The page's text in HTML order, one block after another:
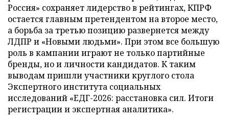
Россия» сохраняет лидерство в рейтингах, КПРФ
остается главным претендентом на второе место,
а борьба за третью позицию развернется между
ЛДПР и «Новыми людьми». При этом все большую
роль в кампании играют не только партийные
бренды, но и личности кандидатов. К таким
выводам пришли участники круглого стола
Экспертного института социальных
исследований «ЕДГ-2026: расстановка сил. Итоги
регистрации и экспертная аналитика».